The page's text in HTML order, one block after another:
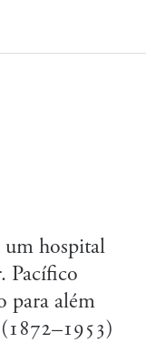
hospital
Pacífico
para além